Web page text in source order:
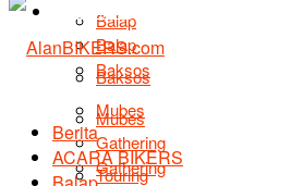
Balap
Baksos
Mubes
Gathering
Acara Bikers
Balap
Baksos
Mubes
Gathering
Touring
Berita
ACARA BIKERS